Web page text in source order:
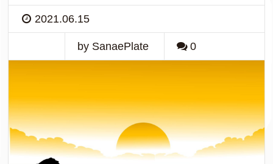
2021.06.15
by SanaePlate 0